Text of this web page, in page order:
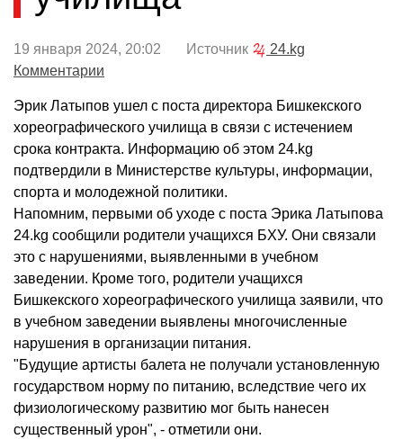
19 января 2024, 20:02 Источник
24.kg
Комментарии
Эрик Латыпов ушел с поста директора Бишкекского
хореографического училища в связи с истечением
срока контракта. Информацию об этом 24.kg
подтвердили в Министерстве культуры, информации,
спорта и молодежной политики.
Напомним, первыми об уходе с поста Эрика Латыпова
24.kg сообщили родители учащихся БХУ. Они связали
это с нарушениями, выявленными в учебном
заведении. Кроме того, родители учащихся
Бишкекского хореографического училища заявили, что
в учебном заведении выявлены многочисленные
нарушения в организации питания.
"Будущие артисты балета не получали установленную
государством норму по питанию, вследствие чего их
физиологическому развитию мог быть нанесен
существенный урон", - отметили они.